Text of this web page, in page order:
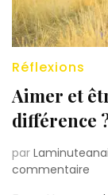
Réflexions
Aimer et
différence
par
commentaire